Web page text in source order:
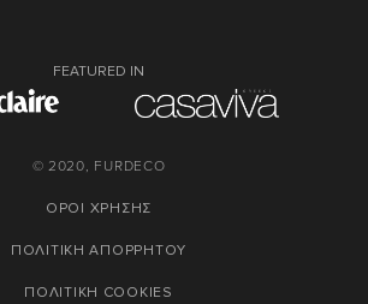
FEATURED IN
© 2020, FURDECO
ΟΡΟΙ ΧΡΗΣΗΣ
ΠΟΛΙΤΙΚΗ ΑΠΟΡΡΗΤΟΥ
ΠΟΛΙΤΙΚΗ COOKIES